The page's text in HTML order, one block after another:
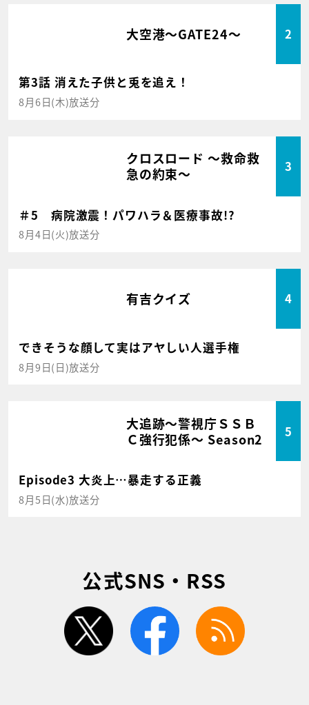
大空港～GATE24～ 2
第3話 消えた子供と兎を追え！
8月6日(木)放送分
クロスロード ～救命救
急の約束～
3
＃5 病院激震！パワハラ＆医療事故!?
8月4日(火)放送分
有吉クイズ 4
できそうな顔して実はアヤしい人選手権
8月9日(日)放送分
大追跡～警視庁ＳＳＢ
Ｃ強行犯係～ Season2
5
Episode3 大炎上…暴走する正義
8月5日(水)放送分
公式SNS・RSS
twitter facebook